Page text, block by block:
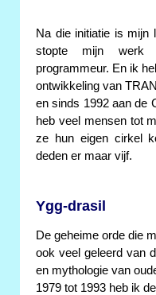
Na die initiatie is mijn
stopte mijn werk
programmeur. En ik
ontwikkeling van
en sinds 1992 aan de
heb veel mensen tot
ze hun eigen cirkel
deden er maar vijf.
Ygg-drasil
De geheime orde die
ook veel geleerd van
en mythologie van
1979 tot 1993 heb ik